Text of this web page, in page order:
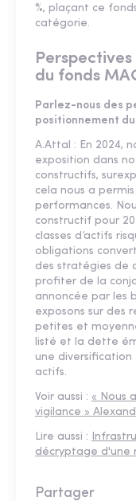
%, plaçant ce
catégorie.
du fonds
Parlez-nous des
positionnement
A.Attal : En 2024,
exposition dans
constructifs,
cela nous a
performances.
constructif pour
classes d’actifs
obligations
des stratégies de
profiter de la
annoncée par les
exposons sur des
petites et
listé et la dette
une
actifs.
Voir aussi : « Nous
vigilance »
Lire aussi :
décryptage d'une
Partager